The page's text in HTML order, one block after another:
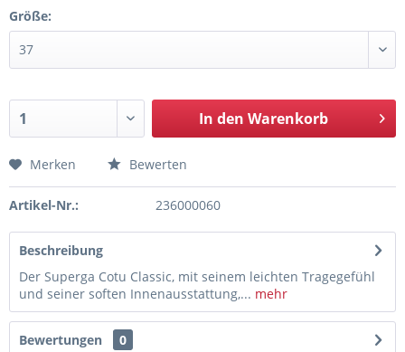
Größe:
In den Warenkorb
Merken Bewerten
Artikel-Nr.: 236000060
Beschreibung
Der Superga Cotu Classic, mit seinem leichten Tragegefühl
und seiner soften Innenausstattung,... mehr
Bewertungen
0